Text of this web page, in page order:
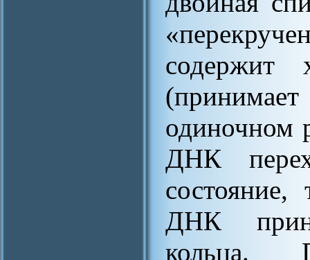
содержит
одиночном
ДНК
ДНК
кольца.